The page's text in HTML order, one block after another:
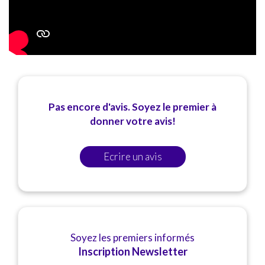
Pas encore d'avis. Soyez le premier à
donner votre avis!
Ecrire un avis
Soyez les premiers informés
Inscription Newsletter